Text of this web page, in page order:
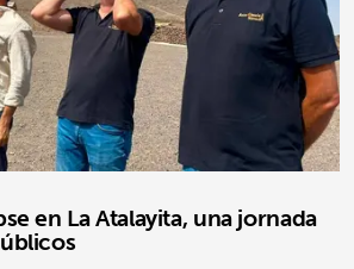
en La Atalayita, una jornada